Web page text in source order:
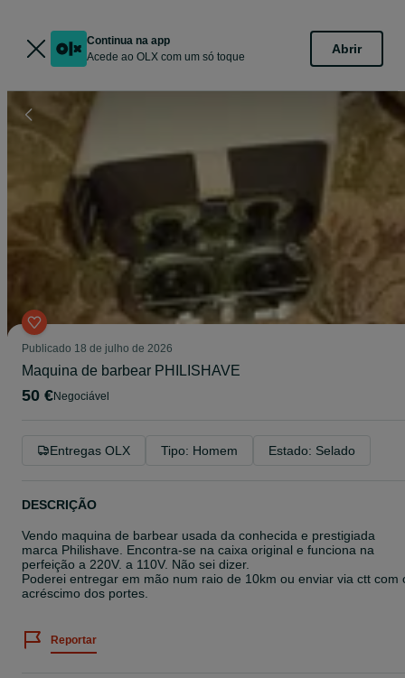
Continua na app
Acede ao OLX com um só toque
Abrir
Publicado 18 de julho de 2026
Maquina de barbear PHILISHAVE
50 € Negociável
Entregas OLX Tipo: Homem Estado: Selado
DESCRIÇÃO
Vendo maquina de barbear usada da conhecida e prestigiada
marca Philishave. Encontra-se na caixa original e funciona na
perfeição a 220V. a 110V. Não sei dizer.
Poderei entregar em mão num raio de 10km ou enviar via ctt com
acréscimo dos portes.
Reportar